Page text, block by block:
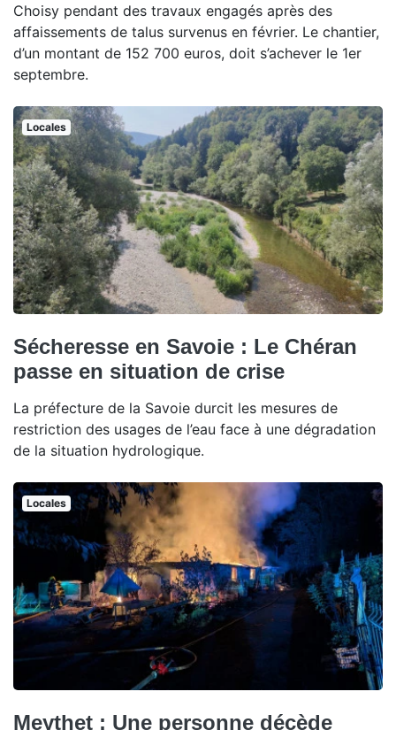
Choisy pendant des travaux engagés après des
affaissements de talus survenus en février. Le chantier,
d’un montant de 152 700 euros, doit s’achever le 1er
septembre.
Locales
Sécheresse en Savoie : Le Chéran
passe en situation de crise
La préfecture de la Savoie durcit les mesures de
restriction des usages de l’eau face à une dégradation
de la situation hydrologique.
Locales
Meythet : Une personne décède